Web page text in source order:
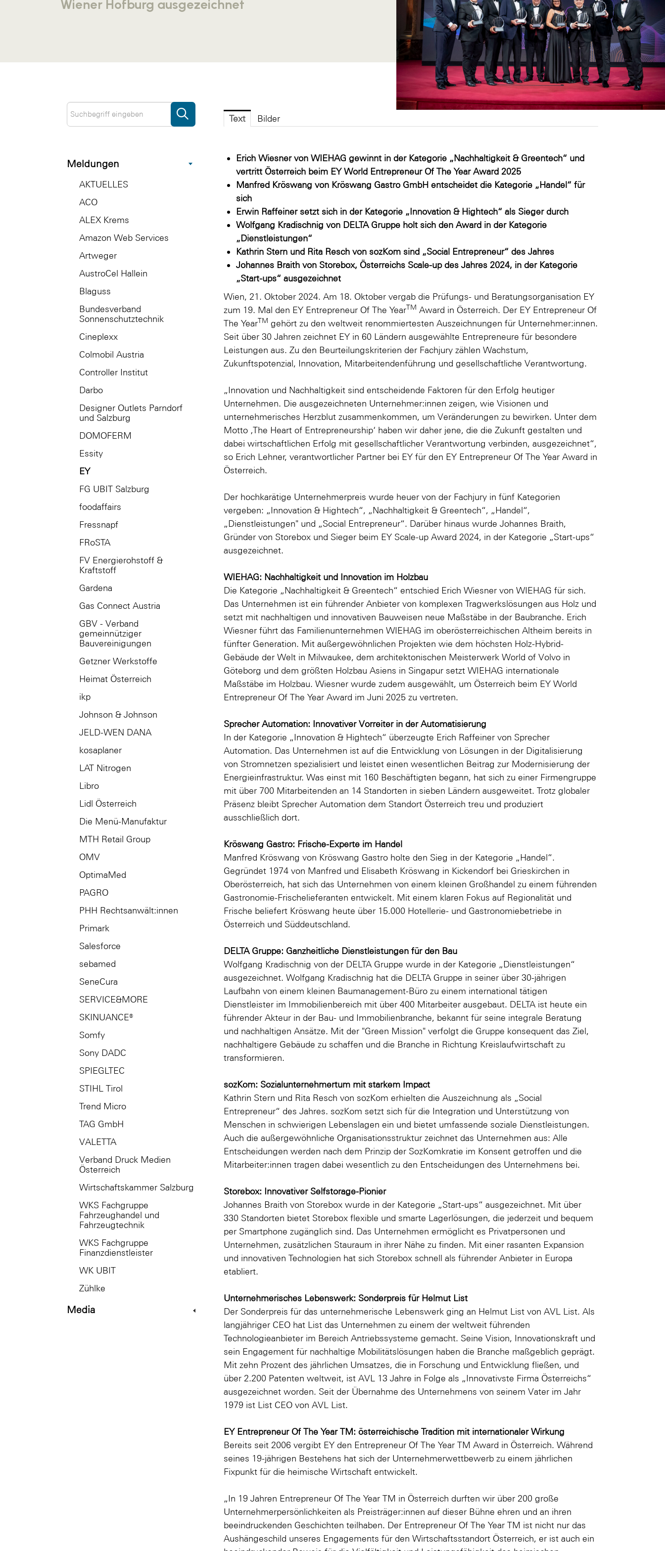
Meldungen
AKTUELLES
ACO
ALEX Krems
Amazon Web Services
Artweger
AustroCel Hallein
Blaguss
Bundesverband
Sonnenschutztechnik
Cineplexx
Colmobil Austria
Controller Institut
Darbo
Designer Outlets Parndorf
und Salzburg
DOMOFERM
Essity
EY
FG UBIT Salzburg
foodaffairs
Fressnapf
FRoSTA
FV Energierohstoff &
Kraftstoff
Gardena
Gas Connect Austria
GBV - Verband
gemeinnütziger
Bauvereinigungen
Getzner Werkstoffe
Heimat Österreich
ikp
Johnson & Johnson
JELD-WEN DANA
kosaplaner
LAT Nitrogen
Libro
Lidl Österreich
Die Menü-Manufaktur
MTH Retail Group
OMV
OptimaMed
PAGRO
PHH Rechtsanwält:innen
Primark
Salesforce
sebamed
SeneCura
SERVICE&MORE
SKINUANCE®
Somfy
Sony DADC
SPIEGLTEC
STIHL Tirol
Trend Micro
TAG GmbH
VALETTA
Verband Druck Medien
Österreich
Wirtschaftskammer Salzburg
WKS Fachgruppe
Fahrzeughandel und
Fahrzeugtechnik
WKS Fachgruppe
Finanzdienstleister
WK UBIT
Zühlke
Media
Wiener Hofburg ausgezeichnet
Text Bilder
Erich Wiesner von WIEHAG gewinnt in der Kategorie „Nachhaltigkeit & Greentech“ und
vertritt Österreich beim EY World Entrepreneur Of The Year Award 2025
Manfred Kröswang von Kröswang Gastro GmbH entscheidet die Kategorie „Handel“ für
sich
Erwin Raffeiner setzt sich in der Kategorie „Innovation & Hightech“ als Sieger durch
Wolfgang Kradischnig von DELTA Gruppe holt sich den Award in der Kategorie
„Dienstleistungen“
Kathrin Stern und Rita Resch von sozKom sind „Social Entrepreneur“ des Jahres
Johannes Braith von Storebox, Österreichs Scale-up des Jahres 2024, in der Kategorie
„Start-ups“ ausgezeichnet
Wien, 21. Oktober 2024. Am 18. Oktober vergab die Prüfungs- und Beratungsorganisation EY
zum 19. Mal den EY Entrepreneur Of The YearTM Award in Österreich. Der EY Entrepreneur Of
The YearTM gehört zu den weltweit renommiertesten Auszeichnungen für Unternehmer:innen.
Seit über 30 Jahren zeichnet EY in 60 Ländern ausgewählte Entrepreneure für besondere
Leistungen aus. Zu den Beurteilungskriterien der Fachjury zählen Wachstum,
Zukunftspotenzial, Innovation, Mitarbeitendenführung und gesellschaftliche Verantwortung.
„Innovation und Nachhaltigkeit sind entscheidende Faktoren für den Erfolg heutiger
Unternehmen. Die ausgezeichneten Unternehmer:innen zeigen, wie Visionen und
unternehmerisches Herzblut zusammenkommen, um Veränderungen zu bewirken. Unter dem
Motto ‚The Heart of Entrepreneurship‘ haben wir daher jene, die die Zukunft gestalten und
dabei wirtschaftlichen Erfolg mit gesellschaftlicher Verantwortung verbinden, ausgezeichnet“,
so Erich Lehner, verantwortlicher Partner bei EY für den EY Entrepreneur Of The Year Award in
Österreich.
Der hochkarätige Unternehmerpreis wurde heuer von der Fachjury in fünf Kategorien
vergeben: „Innovation & Hightech“, „Nachhaltigkeit & Greentech“, „Handel“,
„Dienstleistungen" und „Social Entrepreneur“. Darüber hinaus wurde Johannes Braith,
Gründer von Storebox und Sieger beim EY Scale-up Award 2024, in der Kategorie „Start-ups“
ausgezeichnet.
WIEHAG: Nachhaltigkeit und Innovation im Holzbau
Die Kategorie „Nachhaltigkeit & Greentech“ entschied Erich Wiesner von WIEHAG für sich.
Das Unternehmen ist ein führender Anbieter von komplexen Tragwerkslösungen aus Holz und
setzt mit nachhaltigen und innovativen Bauweisen neue Maßstäbe in der Baubranche. Erich
Wiesner führt das Familienunternehmen WIEHAG im oberösterreichischen Altheim bereits in
fünfter Generation. Mit außergewöhnlichen Projekten wie dem höchsten Holz-Hybrid-
Gebäude der Welt in Milwaukee, dem architektonischen Meisterwerk World of Volvo in
Göteborg und dem größten Holzbau Asiens in Singapur setzt WIEHAG internationale
Maßstäbe im Holzbau. Wiesner wurde zudem ausgewählt, um Österreich beim EY World
Entrepreneur Of The Year Award im Juni 2025 zu vertreten.
Sprecher Automation: Innovativer Vorreiter in der Automatisierung
In der Kategorie „Innovation & Hightech“ überzeugte Erich Raffeiner von Sprecher
Automation. Das Unternehmen ist auf die Entwicklung von Lösungen in der Digitalisierung
von Stromnetzen spezialisiert und leistet einen wesentlichen Beitrag zur Modernisierung der
Energieinfrastruktur. Was einst mit 160 Beschäftigten begann, hat sich zu einer Firmengruppe
mit über 700 Mitarbeitenden an 14 Standorten in sieben Ländern ausgeweitet. Trotz globaler
Präsenz bleibt Sprecher Automation dem Standort Österreich treu und produziert
ausschließlich dort.
Kröswang Gastro: Frische-Experte im Handel
Manfred Kröswang von Kröswang Gastro holte den Sieg in der Kategorie „Handel“.
Gegründet 1974 von Manfred und Elisabeth Kröswang in Kickendorf bei Grieskirchen in
Oberösterreich, hat sich das Unternehmen von einem kleinen Großhandel zu einem führenden
Gastronomie-Frischelieferanten entwickelt. Mit einem klaren Fokus auf Regionalität und
Frische beliefert Kröswang heute über 15.000 Hotellerie- und Gastronomiebetriebe in
Österreich und Süddeutschland.
DELTA Gruppe: Ganzheitliche Dienstleistungen für den Bau
Wolfgang Kradischnig von der DELTA Gruppe wurde in der Kategorie „Dienstleistungen“
ausgezeichnet. Wolfgang Kradischnig hat die DELTA Gruppe in seiner über 30-jährigen
Laufbahn von einem kleinen Baumanagement-Büro zu einem international tätigen
Dienstleister im Immobilienbereich mit über 400 Mitarbeiter ausgebaut. DELTA ist heute ein
führender Akteur in der Bau- und Immobilienbranche, bekannt für seine integrale Beratung
und nachhaltigen Ansätze. Mit der "Green Mission" verfolgt die Gruppe konsequent das Ziel,
nachhaltigere Gebäude zu schaffen und die Branche in Richtung Kreislaufwirtschaft zu
transformieren.
sozKom: Sozialunternehmertum mit starkem Impact
Kathrin Stern und Rita Resch von sozKom erhielten die Auszeichnung als „Social
Entrepreneur“ des Jahres. sozKom setzt sich für die Integration und Unterstützung von
Menschen in schwierigen Lebenslagen ein und bietet umfassende soziale Dienstleistungen.
Auch die außergewöhnliche Organisationsstruktur zeichnet das Unternehmen aus: Alle
Entscheidungen werden nach dem Prinzip der SozKomkratie im Konsent getroffen und die
Mitarbeiter:innen tragen dabei wesentlich zu den Entscheidungen des Unternehmens bei.
Storebox: Innovativer Selfstorage-Pionier
Johannes Braith von Storebox wurde in der Kategorie „Start-ups“ ausgezeichnet. Mit über
330 Standorten bietet Storebox flexible und smarte Lagerlösungen, die jederzeit und bequem
per Smartphone zugänglich sind. Das Unternehmen ermöglicht es Privatpersonen und
Unternehmen, zusätzlichen Stauraum in ihrer Nähe zu finden. Mit einer rasanten Expansion
und innovativen Technologien hat sich Storebox schnell als führender Anbieter in Europa
etabliert.
Unternehmerisches Lebenswerk: Sonderpreis für Helmut List
Der Sonderpreis für das unternehmerische Lebenswerk ging an Helmut List von AVL List. Als
langjähriger CEO hat List das Unternehmen zu einem der weltweit führenden
Technologieanbieter im Bereich Antriebssysteme gemacht. Seine Vision, Innovationskraft und
sein Engagement für nachhaltige Mobilitätslösungen haben die Branche maßgeblich geprägt.
Mit zehn Prozent des jährlichen Umsatzes, die in Forschung und Entwicklung fließen, und
über 2.200 Patenten weltweit, ist AVL 13 Jahre in Folge als „Innovativste Firma Österreichs“
ausgezeichnet worden. Seit der Übernahme des Unternehmens von seinem Vater im Jahr
1979 ist List CEO von AVL List.
EY Entrepreneur Of The Year TM: österreichische Tradition mit internationaler Wirkung
Bereits seit 2006 vergibt EY den Entrepreneur Of The Year TM Award in Österreich. Während
seines 19-jährigen Bestehens hat sich der Unternehmerwettbewerb zu einem jährlichen
Fixpunkt für die heimische Wirtschaft entwickelt.
„In 19 Jahren Entrepreneur Of The Year TM in Österreich durften wir über 200 große
Unternehmerpersönlichkeiten als Preisträger:innen auf dieser Bühne ehren und an ihren
beeindruckenden Geschichten teilhaben. Der Entrepreneur Of The Year TM ist nicht nur das
Aushängeschild unseres Engagements für den Wirtschaftsstandort Österreich, er ist auch ein